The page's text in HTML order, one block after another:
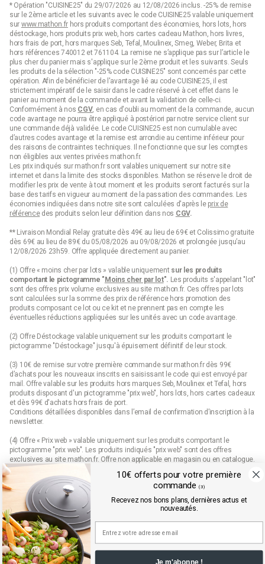
* Opération "CUISINE25" du 29/07/2026 au 12/08/2026 inclus. -25% de remise
sur le 2ème article et les suivants avec le code CUISINE25 valable uniquement
sur www.mathon.frhors produits comportant des économies, hors lots, hors
déstockage, hors produits prix web, hors cartes cadeau Mathon, hors livres,
hors frais de port, hors marques Seb, Tefal, Moulinex, Smeg, Weber, Brita et
hors références 740012 et 761104. La remise ne s’applique pas sur l’article le
plus cher du panier mais s'applique sur le 2ème produit et les suivants. Seuls
les produits de la sélection "-25% code CUISINE25" sont concernés par cette
opération. Afin de bénéficier de l'avantage lié au code CUISINE25, il est
strictement impératif de le saisir dans le cadre réservé à cet effet dans le
panier au moment de la commande et avant la validation de celle-ci.
Conformément à nos CGV, en cas d'oubli au moment de la commande, aucun
code avantage ne pourra être appliqué à postériori par notre service client sur
une commande déjà validée. Le code CUISINE25 est non cumulable avec
d’autres codes avantage et la remise est arrondie au centime inférieur pour
des raisons de contraintes techniques. Il ne fonctionne que sur les comptes
non éligibles aux ventes privées mathon.fr.
Les prix indiqués sur mathon.fr sont valables uniquement sur notre site
internet et dans la limite des stocks disponibles. Mathon se réserve le droit de
modifier les prix de vente à tout moment et les produits seront facturés sur la
base des tarifs en vigueur au moment de la passation des commandes. Les
économies indiquées dans notre site sont calculées d'après le prix de
référencedes produits selon leur définition dans nos CGV.
** Livraison Mondial Relay gratuite dès 49€ au lieu de 69€ et Colissimo gratuite
dès 69€ au lieu de 89€ du 05/08/2026 au 09/08/2026 et prolongée jusqu’au
12/08/2026 23h59. Offre appliquée directement au panier.
(1) Offre « moins cher par lots » valable uniquement sur les produits
comportant le pictogramme "Moins cher par lot". Les produits s'appelant "lot"
sont des offres prix volume exclusives au site mathon.fr. Ces offres par lots
sont calculées sur la somme des prix de référence hors promotion des
produits composant ce lot ou ce kit et ne prennent pas en compte les
éventuelles réductions appliquées sur les unités avec un code avantage.
(2) Offre Déstockage valable uniquement sur les produits comportant le
pictogramme "Déstockage" jusqu'à épuisement définitif de leur stock.
(3) 10€ de remise sur votre première commande sur mathon.fr dès 99€
d’achats pour les nouveaux inscrits en saisissant le code qui est envoyé par
mail. Offre valable sur les produits hors marques Seb, Moulinex et Tefal, hors
produits disposant d'un pictogramme "prix web", hors lots, hors cartes cadeaux
et dès 99€ d'achats hors frais de port.
Conditions détaillées disponibles dans l’email de confirmation d’inscription à la
newsletter.
(4) Offre « Prix web » valable uniquement sur les produits comportant le
pictogramme "prix web". Les produits indiqués "prix web" sont des offres
exclusives au site mathon.fr. Offre non applicable en magasin ou en catalogue.
Mathon.fr est membre de la FEVAD (fédération du e-commerce et de la vente à
distance)
10€ offerts pour votre première
commande
(3)
Recevez nos bons plans, dernières actus et
nouveautés.
Je m'abonne !